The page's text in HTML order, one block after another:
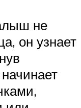
не
он узнает